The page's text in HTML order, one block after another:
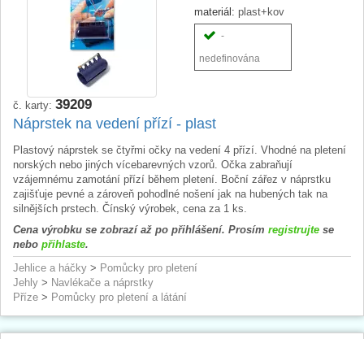
materiál: plast+kov
-
nedefinována
č. karty: 39209
Náprstek na vedení přízí - plast
Plastový náprstek se čtyřmi očky na vedení 4 přízí. Vhodné na pletení
norských nebo jiných vícebarevných vzorů. Očka zabraňují
vzájemnému zamotání přízí během pletení. Boční zářez v náprstku
zajišťuje pevné a zároveň pohodlné nošení jak na hubených tak na
silnějších prstech. Čínský výrobek, cena za 1 ks.
Cena výrobku se zobrazí až po přihlášení. Prosím registrujte se
nebo přihlaste.
Jehlice a háčky > Pomůcky pro pletení
Jehly > Navlékače a náprstky
Příze > Pomůcky pro pletení a látání